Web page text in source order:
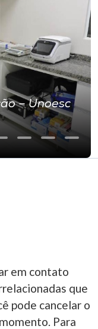
– Unoesc
em contato
que
pode cancelar o
Para